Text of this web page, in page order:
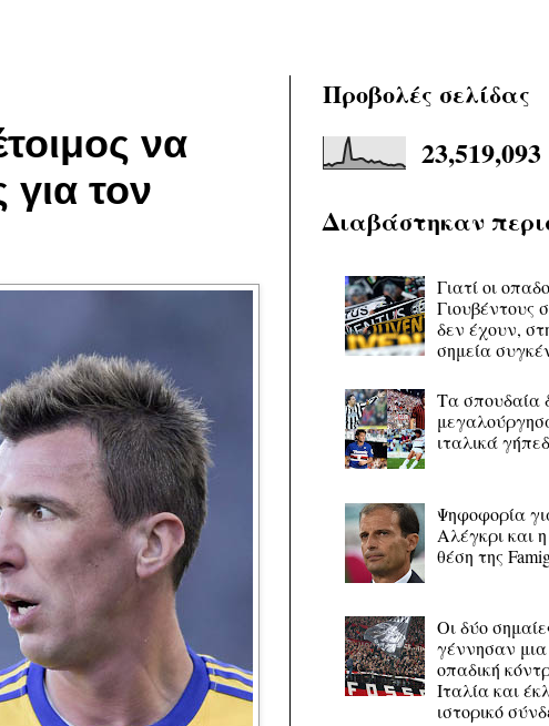
να
για τον
Προβολές σελίδας
23,519,093
Διαβάστηκαν
Γιατί οι
Γιουβέντους
δεν έχουν,
σημεία
Τα σπουδαία
ιταλικά
Ψηφοφορία
Αλέγκρι και
θέση της
Οι δύο
γέννησαν
οπαδική
Ιταλία και
ιστορικό